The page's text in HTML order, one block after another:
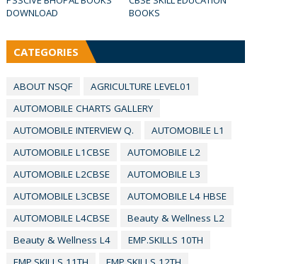
DOWNLOAD
BOOKS
CATEGORIES
ABOUT NSQF
AGRICULTURE LEVEL01
AUTOMOBILE CHARTS GALLERY
AUTOMOBILE INTERVIEW Q.
AUTOMOBILE L1
AUTOMOBILE L1CBSE
AUTOMOBILE L2
AUTOMOBILE L2CBSE
AUTOMOBILE L3
AUTOMOBILE L3CBSE
AUTOMOBILE L4 HBSE
AUTOMOBILE L4CBSE
Beauty & Wellness L2
Beauty & Wellness L4
EMP.SKILLS 10TH